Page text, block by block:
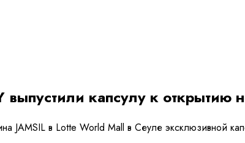
капсулу к открытию
JAMSIL в Lotte World Mall в Сеуле эксклюзивной